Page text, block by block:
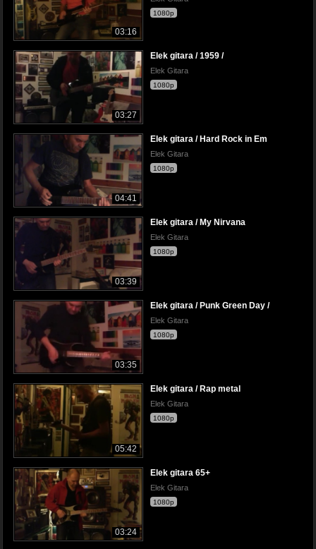
03:16
1080p
03:27
Elek gitara / 1959 /
Elek Gitara
1080p
04:41
Elek gitara / Hard Rock in Em
Elek Gitara
1080p
03:39
Elek gitara / My Nirvana
Elek Gitara
1080p
03:35
Elek gitara / Punk Green Day /
Elek Gitara
1080p
05:42
Elek gitara / Rap metal
Elek Gitara
1080p
03:24
Elek gitara 65+
Elek Gitara
1080p